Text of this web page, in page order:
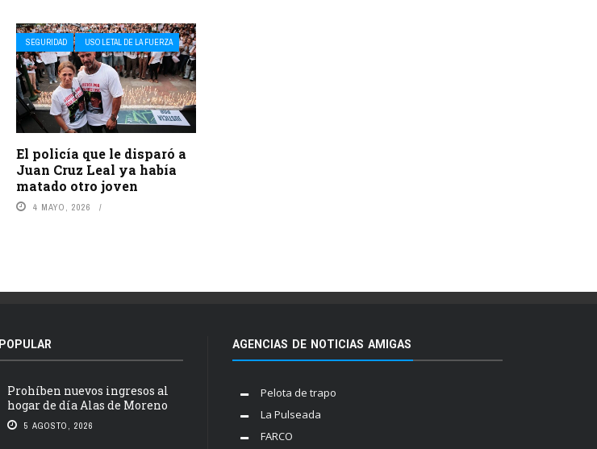
SEGURIDAD USO LETAL DE LA FUERZA
El policía que le disparó a
Juan Cruz Leal ya había
matado otro joven
4 MAYO, 2026
POPULAR
Prohíben nuevos ingresos al
hogar de día Alas de Moreno
5 AGOSTO, 2026
AGENCIAS DE NOTICIAS AMIGAS
Pelota de trapo
La Pulseada
FARCO